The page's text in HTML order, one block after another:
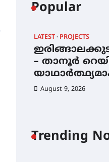
Popular
LATEST PROJECTS
– താനൂർ
August 9, 2026
Trending
August
എം.ജി.
നിന്ന്
നേടിയ
August
August